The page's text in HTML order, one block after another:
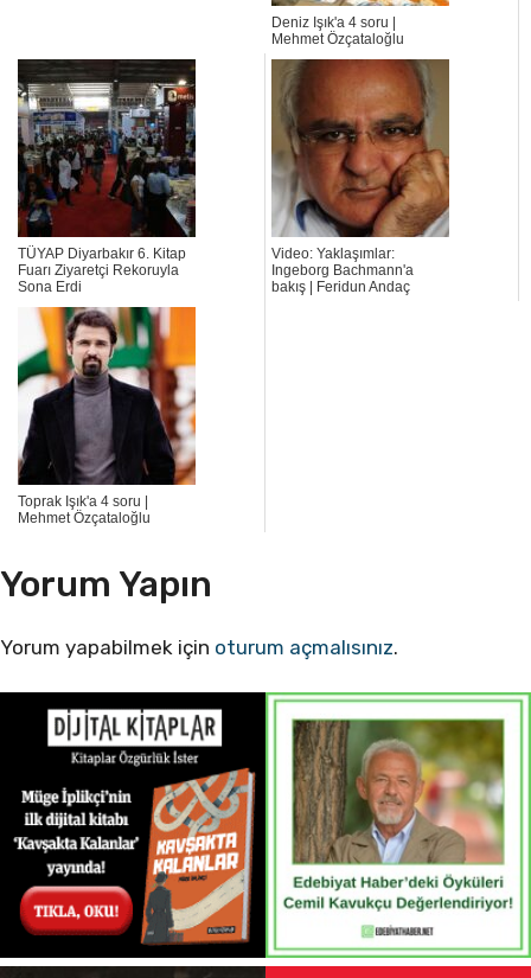
Deniz Işık'a 4 soru |
Mehmet Özçataloğlu
TÜYAP Diyarbakır 6. Kitap
Fuarı Ziyaretçi Rekoruyla
Sona Erdi
Video: Yaklaşımlar:
Ingeborg Bachmann'a
bakış | Feridun Andaç
Toprak Işık'a 4 soru |
Mehmet Özçataloğlu
Yorum Yapın
Yorum yapabilmek için oturum açmalısınız.